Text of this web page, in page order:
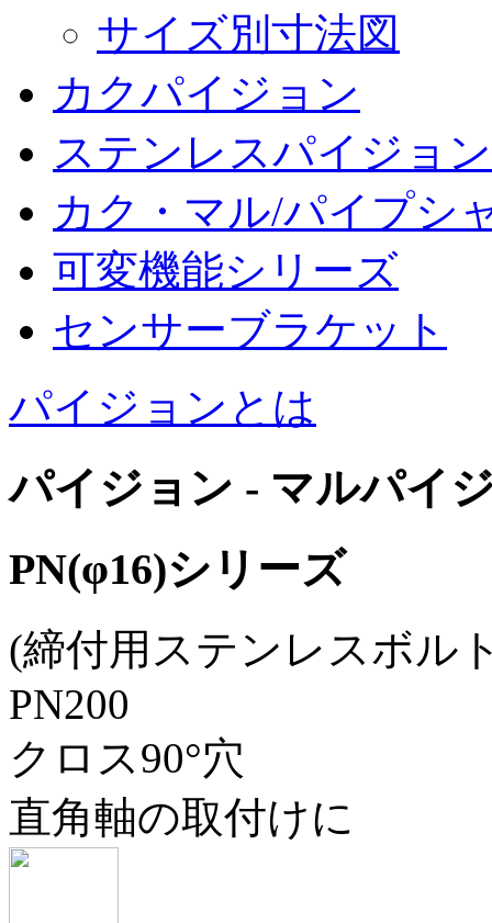
サイズ別寸法図
カクパイジョン
ステンレスパイジョン
カク・マル/パイプシ
可変機能シリーズ
センサーブラケット
パイジョンとは
パイジョン - マルパイ
PN(φ16)シリーズ
(締付用ステンレスボル
PN200
クロス90°穴
直角軸の取付けに